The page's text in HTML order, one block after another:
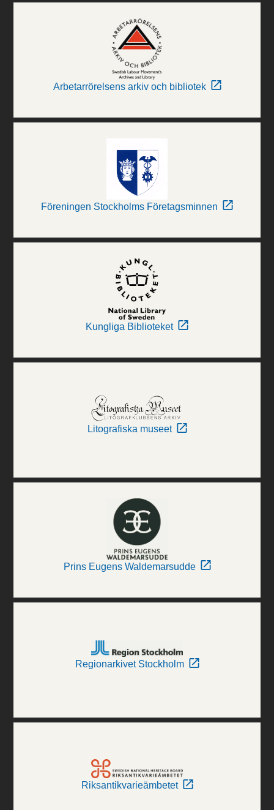
Arbetarrörelsens arkiv och bibliotek
Föreningen Stockholms Företagsminnen
Kungliga Biblioteket
Litografiska museet
Prins Eugens Waldemarsudde
Regionarkivet Stockholm
Riksantikvarieämbetet